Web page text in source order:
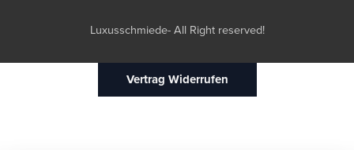
Luxusschmiede- All Right reserved!
Vertrag Widerrufen